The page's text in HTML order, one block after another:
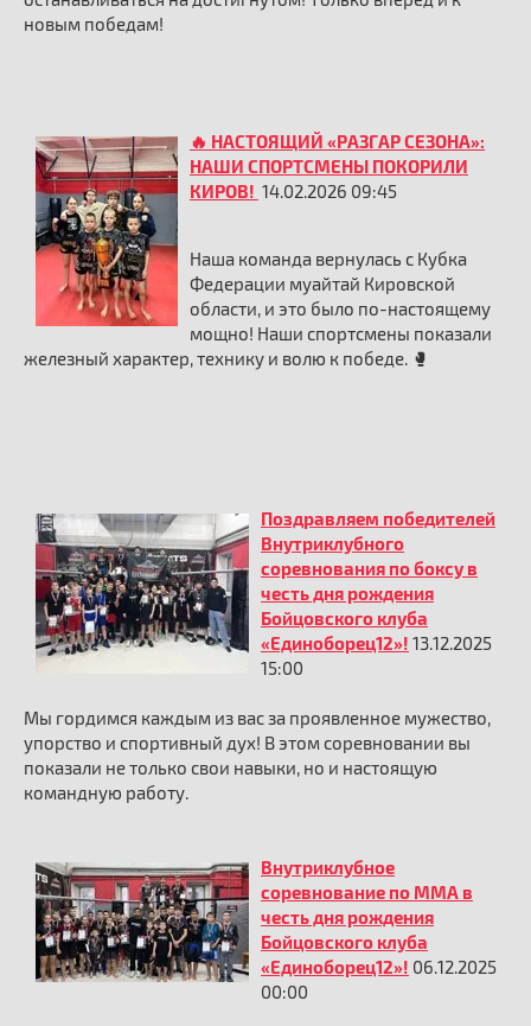
новым победам!
🔥 НАСТОЯЩИЙ «РАЗГАР СЕЗОНА»:
НАШИ СПОРТСМЕНЫ ПОКОРИЛИ
КИРОВ! 14.02.2026 09:45
Наша команда вернулась с Кубка
Федерации муайтай Кировской
области, и это было по-настоящему
мощно! Наши спортсмены показали
железный характер, технику и волю к победе. 🥊
Поздравляем победителей
Внутриклубного
соревнования по боксу в
честь дня рождения
Бойцовского клуба
«Единоборец12»! 13.12.2025
15:00
Мы гордимся каждым из вас за проявленное мужество,
упорство и спортивный дух! В этом соревновании вы
показали не только свои навыки, но и настоящую
командную работу.
Внутриклубное
соревнование по ММА в
честь дня рождения
Бойцовского клуба
«Единоборец12»! 06.12.2025
00:00